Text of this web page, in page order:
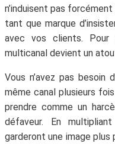
n’induisent pas
tant que marque
avec vos clients.
multicanal devient un
Vous n’avez pas besoin
même canal plusieurs
prendre comme un
défaveur. En
garderont une image